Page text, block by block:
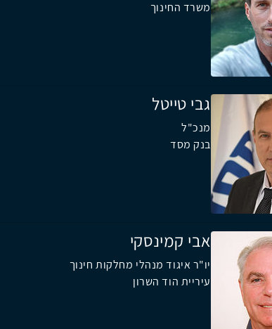
משרד החינוך
גבי טייטל
מנכ"ל
בנק מסד
אבי קמינסקי
יו"ר איגוד מנהלי מחלקות חינוך
עיריית הוד השרון